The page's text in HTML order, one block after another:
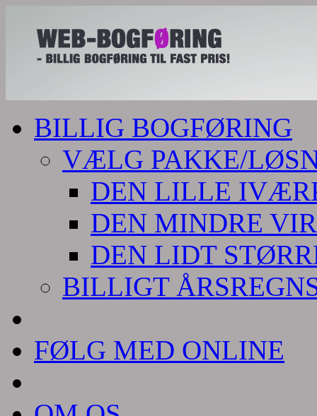
BILLIG BOGFØRING
VÆLG PAKKE/
DEN LILLE
DEN MINDRE
DEN LIDT
BILLIGT
FØLG MED ONLINE